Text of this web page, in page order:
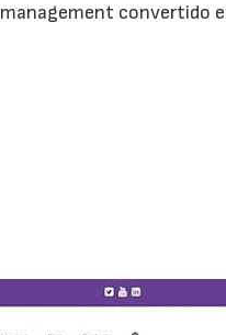
convertido